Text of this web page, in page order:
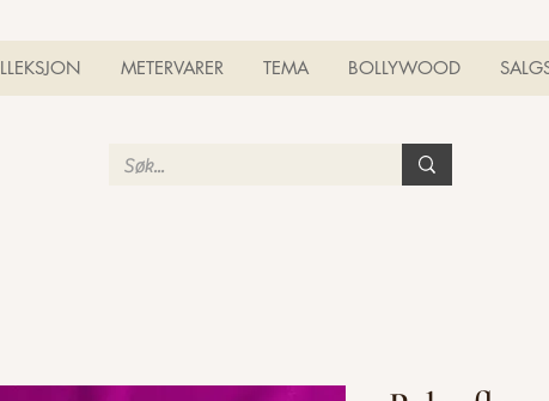
METERVARER TEMA BOLLYWOOD